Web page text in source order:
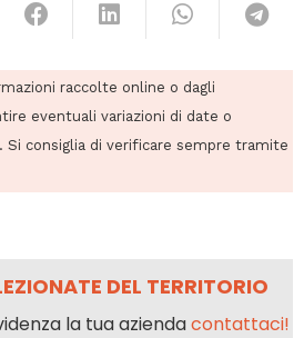
raccolte online o dagli
eventuali variazioni di date o
Si consiglia di verificare sempre tramite
DEL TERRITORIO
la tua aziendacontattaci!